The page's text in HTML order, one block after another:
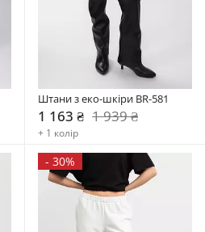
Штани з еко-шкіри BR-581
1 163 ₴ 1 939 ₴
+ 1 колір
- 30%